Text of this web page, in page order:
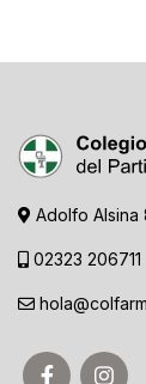
Adolfo Alsina
02323 206711